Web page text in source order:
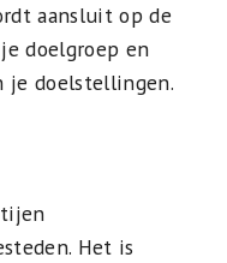
aansluit op de
doelgroep en
je doelstellingen.
Het is